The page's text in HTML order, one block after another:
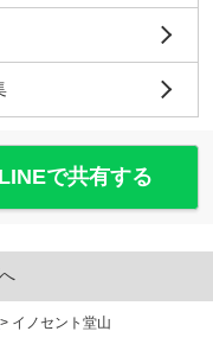
LINEで共有する
> イノセント堂山